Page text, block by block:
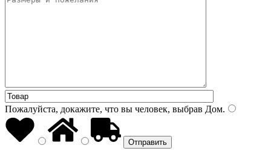
Пожалуйста, докажите, что вы человек, выбрав Дом.